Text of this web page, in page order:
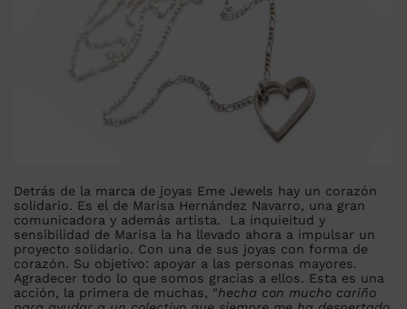
Detrás de la marca de joyas Eme Jewels hay un corazón
solidario. Es el de Marisa Hernández Navarro, una gran
comunicadora y además artista. La inquieitud y
sensibilidad de Marisa la ha llevado ahora a impulsar un
proyecto solidario. Con una de sus joyas con forma de
corazón. Su objetivo: apoyar a las personas mayores.
Agradecer todo lo que somos gracias a ellos. Esta es una
acción, la primera de muchas, "hecha con mucho cariño